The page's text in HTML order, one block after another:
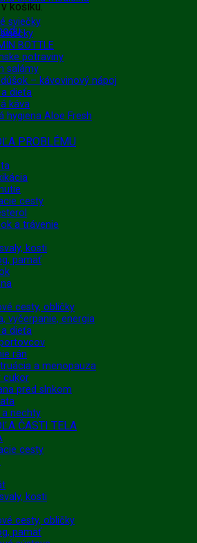
košíku.
sviečky
BOTTLE
potraviny
salámy
– kávovinový nápoj
dieťa
káva
hygiena Aloe Fresh
PROBLÉMU
cesty
a trávenie
kosti
pamäť
cesty, obličky
vyčerpanie, energia
dieťa
rán
a menopauza
cukor
pred slnkom
a nechty
ČASTI TELA
cesty
kosti
cesty, obličky
pamäť